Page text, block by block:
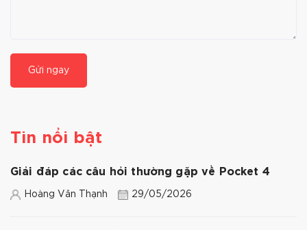
Gửi ngay
Tin nổi bật
Giải đáp các câu hỏi thường gặp về Pocket 4
Hoàng Văn Thạnh 29/05/2026